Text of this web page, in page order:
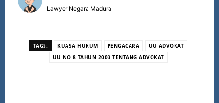
Lawyer Negara Madura
TAGS: KUASA HUKUM PENGACARA
UU ADVOKAT
UU NO 8 TAHUN 2003 TENTANG ADVOKAT